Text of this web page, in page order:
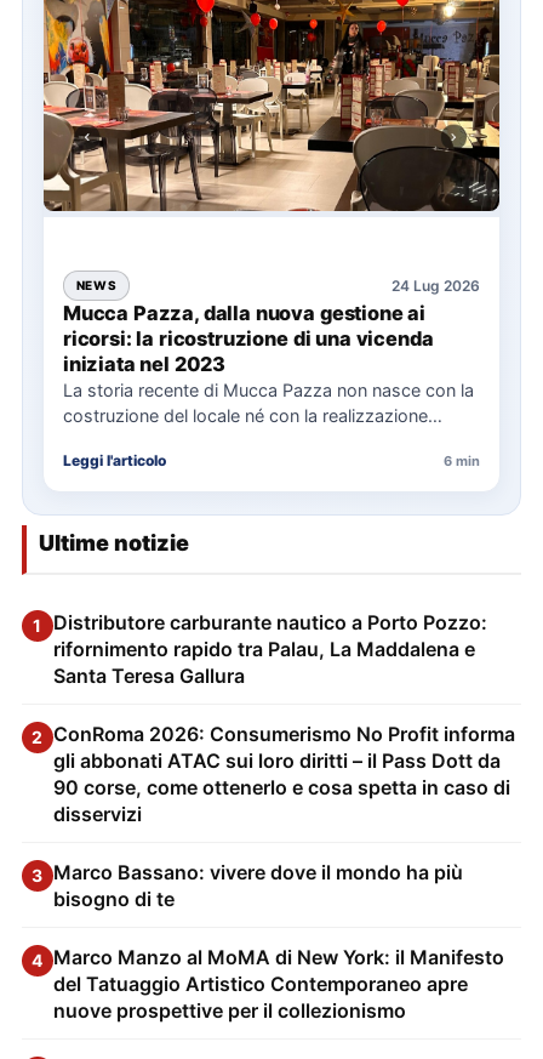
NEWS 24 Lug 2026
Mucca Pazza, dalla nuova gestione ai
ricorsi: la ricostruzione di una vicenda
iniziata nel 2023
La storia recente di Mucca Pazza non nasce con la
costruzione del locale né con la realizzazione
Leggi l'articolo 6 min
Ultime notizie
1
Distributore carburante nautico a Porto Pozzo:
rifornimento rapido tra Palau, La Maddalena e
Santa Teresa Gallura
2 ConRoma 2026: Consumerismo No Profit informa
gli abbonati ATAC sui loro diritti – il Pass Dott da
90 corse, come ottenerlo e cosa spetta in caso di
disservizi
3 Marco Bassano: vivere dove il mondo ha più
bisogno di te
4 Marco Manzo al MoMA di New York: il Manifesto
del Tatuaggio Artistico Contemporaneo apre
nuove prospettive per il collezionismo